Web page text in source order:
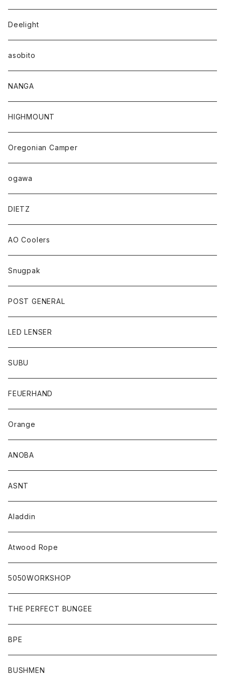
Deelight
asobito
NANGA
HIGHMOUNT
Oregonian Camper
ogawa
DIETZ
AO Coolers
Snugpak
POST GENERAL
LED LENSER
SUBU
FEUERHAND
Orange
ANOBA
ASNT
Aladdin
Atwood Rope
5050WORKSHOP
THE PERFECT BUNGEE
BPE
BUSHMEN